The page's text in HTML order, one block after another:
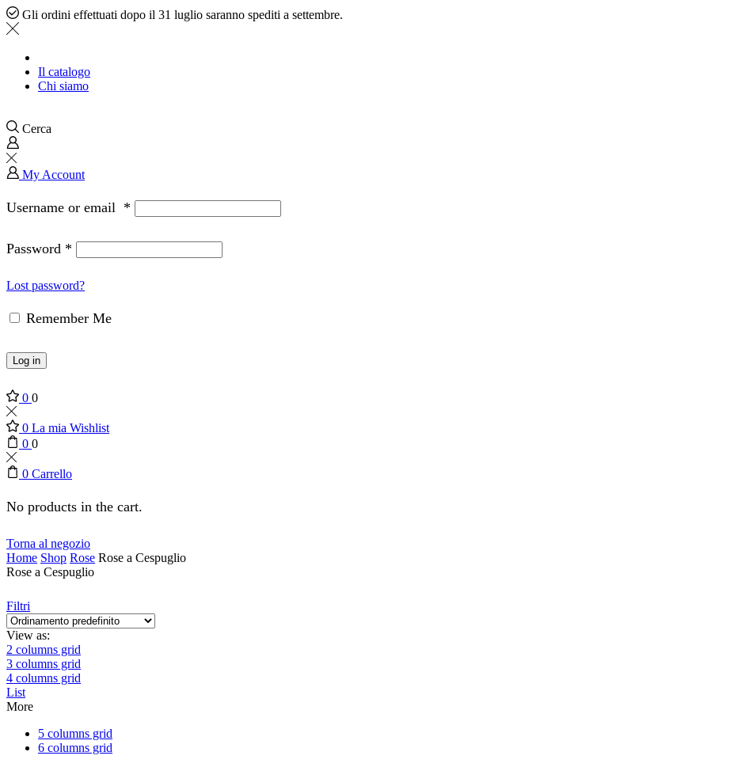
Gli ordini effettuati dopo il 31 luglio saranno spediti a settembre.
Il catalogo
Chi siamo
Cerca
My Account
Username or email *
Password *
Lost password?
Remember Me
Log in
0 0
0 La mia Wishlist
0 0
0 Carrello
No products in the cart.
Torna al negozio
Home Shop Rose Rose a Cespuglio
Rose a Cespuglio
Filtri
View as:
2 columns grid
3 columns grid
4 columns grid
List
More
5 columns grid
6 columns grid